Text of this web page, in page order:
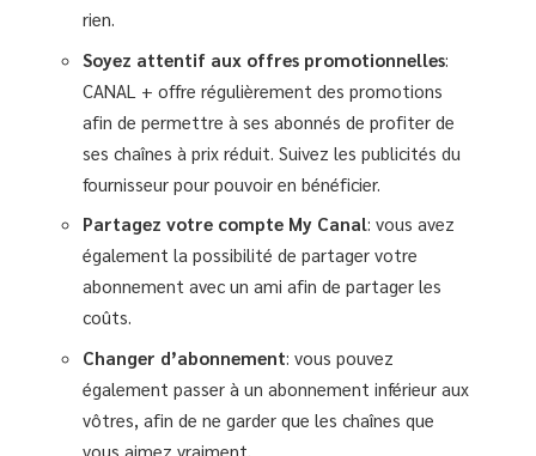
rien.
Soyez attentif aux offres promotionnelles:
CANAL + offre régulièrement des promotions
afin de permettre à ses abonnés de profiter de
ses chaînes à prix réduit. Suivez les publicités du
fournisseur pour pouvoir en bénéficier.
Partagez votre compte My Canal: vous avez
également la possibilité de partager votre
abonnement avec un ami afin de partager les
coûts.
Changer d’abonnement: vous pouvez
également passer à un abonnement inférieur aux
vôtres, afin de ne garder que les chaînes que
vous aimez vraiment.